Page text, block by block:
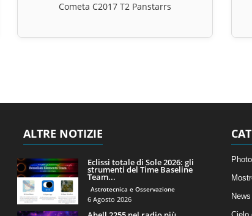
Cometa C2017 T2 Panstarrs
ALTRE NOTIZIE
Eclissi totale di Sole 2026: gli
strumenti del Time Baseline
Team...
Astrotecnica e Osservazione
6 Agosto 2026